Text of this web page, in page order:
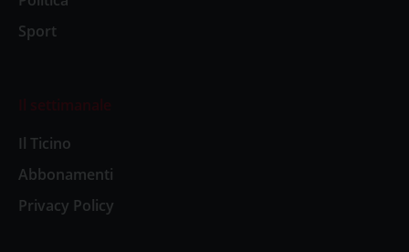
Sport
Il settimanale
Il Ticino
Abbonamenti
Privacy Policy